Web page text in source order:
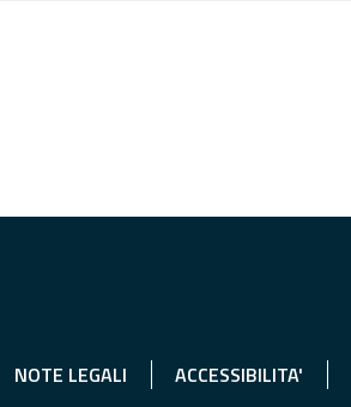
NOTE LEGALI ACCESSIBILITA'